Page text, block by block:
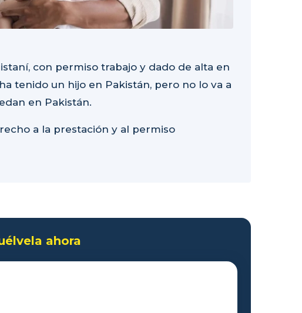
con permiso trabajo y dado de alta en
tenido un hijo en Pakistán, pero no lo va a
en Pakistán.
a la prestación y al permiso
ahora